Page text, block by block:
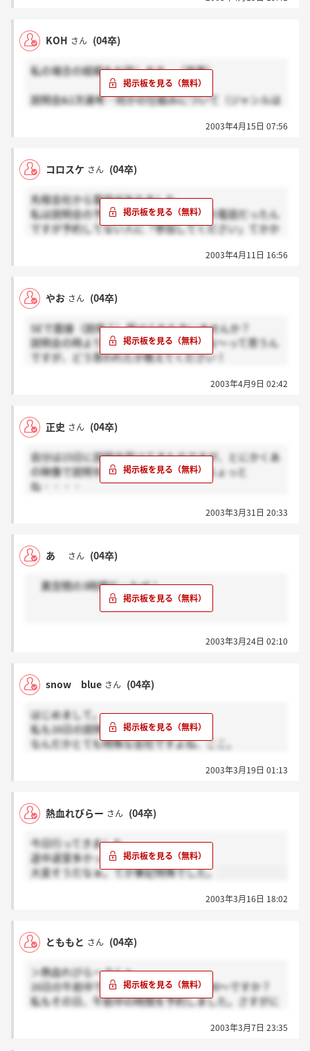
KOH さん (04卒)
私の場合の経緯をお話します。（営業）
説明会&1次選考…何かの仕組みについて（ジャンルは
2次選考…1次の時に書いたものを発表（一部の人）、
3次選考…あらゆる場合（トラブルなど）を想定して
の対処法を話し合う？といった感じ。面接という形式
4次選考…プレ商品開発、プレ営業会議、プレゼン
内定
といった感じです。頑張って下さい。
2003年4月15日 07:56
コロスケ さん (04卒)
先程会社から電話がありました。
私は説明会の予約をしていたので確認の電話だったん
ですが予約してない人に「参加してください」てかか
筆記特殊なのかぁ。
色んな意味で期待して説明会行ってきます。
2003年4月11日 16:56
やお さん (04卒)
SEで面接（説得？）受けられた方いませんか？
説明会の時よりはだいぶ感じよかったな～って思うん
ですが、どう思われたか教えてください！
2003年4月9日 02:42
正史 さん (04卒)
自分は15日に説明会受けてきたのですが、とにかくあ
の映像で説明を済まそうって言うのがちょっと
ね・・・・
結果が今現在できてないってことは落ちたのか・・・
のだけれど・・・・
ちなみに3月15，16日に受けた方で合否が出てる方っ
2003年3月31日 20:33
あ さん (04卒)
異空間の3時間だったぜ！
2003年3月24日 02:10
snow blue さん (04卒)
はじめまして。
私も16日の説明会を受けてきた者です。
なんだかとても特殊な会社ですよね、ここ。
けなそうな感じでした。現に、あの試験の半分を白紙
なので、この会社は縁が無かったともう諦めてます。
すか?
よければ教えてください。
2003年3月19日 01:13
熱血れびらー さん (04卒)
今日行ってきました。
途中退室多かったですネ…。
大変そうだなぁ。てか筆記特殊でした。
2003年3月16日 18:02
とももと さん (04卒)
＞熱血れびらーさんへ
16日の午前中ですか？もしかして10：00～ですか？
私もその日、午前中の時間を予約しました。さすがに
2003年3月7日 23:35